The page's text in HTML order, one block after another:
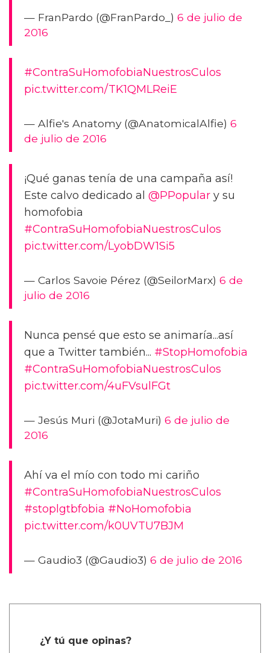
— FranPardo (@FranPardo_) 6 de julio de
2016
#ContraSuHomofobiaNuestrosCulos
pic.twitter.com/TK1QMLReiE
— Alfie's Anatomy (@AnatomicalAlfie) 6
de julio de 2016
¡Qué ganas tenía de una campaña así!
Este calvo dedicado al @PPopular y su
homofobia
#ContraSuHomofobiaNuestrosCulos
pic.twitter.com/LyobDW1Si5
— Carlos Savoie Pérez (@SeilorMarx) 6 de
julio de 2016
Nunca pensé que esto se animaría...así
que a Twitter también... #StopHomofobia
#ContraSuHomofobiaNuestrosCulos
pic.twitter.com/4uFVsulFGt
— Jesús Muri (@JotaMuri) 6 de julio de
2016
Ahí va el mío con todo mi cariño
#ContraSuHomofobiaNuestrosCulos
#stoplgtbfobia #NoHomofobia
pic.twitter.com/k0UVTU7BJM
— Gaudio3 (@Gaudio3) 6 de julio de 2016
¿Y tú que opinas?